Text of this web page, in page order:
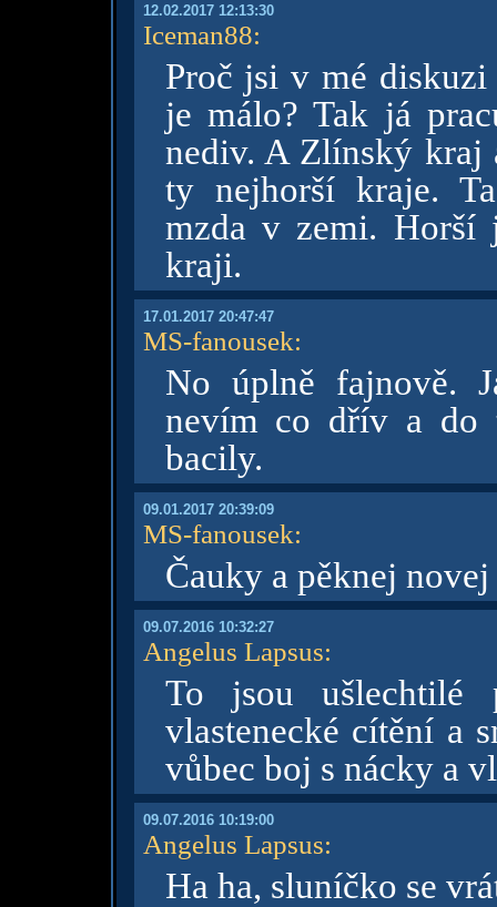
12.02.2017 12:13:30
Iceman88:
Proč jsi v mé
je málo? Tak já
nediv. A Zlínský kraj
ty nejhorší kraje.
mzda v zemi. Horší
kraji.
17.01.2017 20:47:47
MS-fanousek:
No úplně fajnově.
nevím co dřív a do
bacily.
09.01.2017 20:39:09
MS-fanousek:
Čauky a pěknej
09.07.2016 10:32:27
Angelus Lapsus:
To jsou ušlechtilé
vlastenecké cítění a
vůbec boj s nácky a
09.07.2016 10:19:00
Angelus Lapsus:
Ha ha, sluníčko se